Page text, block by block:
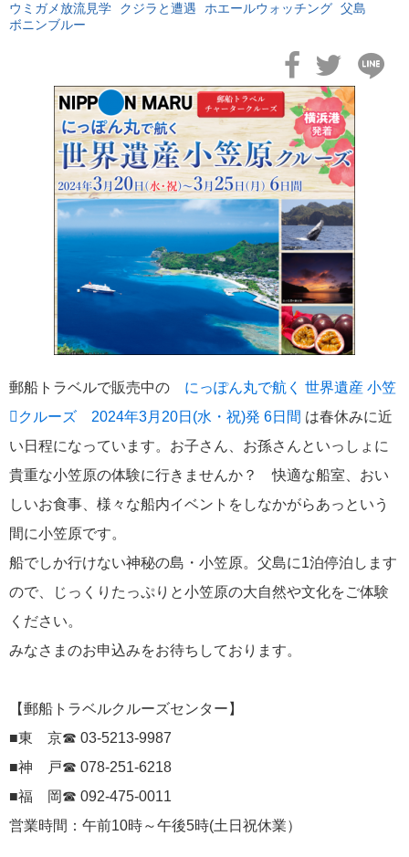
ウミガメ放流見学
クジラと遭遇 ホエールウォッチング 父島
ボニンブルー
郵船トラベルで販売中の にっぽん丸で航く 世界遺産 小笠
クルーズ 2024年3月20日(水・祝)発 6日間 は春休みに近
い日程になっています。お子さん、お孫さんといっしょに
貴重な小笠原の体験に行きませんか？ 快適な船室、おい
しいお食事、様々な船内イベントをしなかがらあっという
間に小笠原です。
船でしか行けない神秘の島・小笠原。父島に1泊停泊します
ので、じっくりたっぷりと小笠原の大自然や文化をご体験
ください。
みなさまのお申込みをお待ちしております。
【郵船トラベルクルーズセンター】
■東 京☎ 03-5213-9987
■神 戸☎ 078-251-6218
■福 岡☎ 092-475-0011
営業時間：午前10時～午後5時(土日祝休業）
説明会
シルバーシー・クルーズ
リバークルーズ
海の街を歩く
ノルウェージャン・クルーズ
コスタ・クルーズ
セレブリティ・クルーズ 1
ポール・ゴーギャン・クルーズ
チャータークルーズ
シーボーン・クルーズ
ニューイヤークルーズ
リンク集
クルーズ TOP